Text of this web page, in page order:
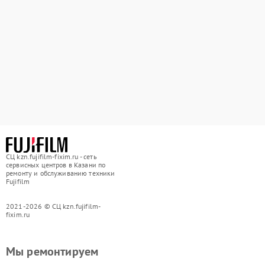
СЦ kzn.fujifilm-fixim.ru - сеть
сервисных центров в Казани по
ремонту и обслуживанию техники
Fujifilm
2021-2026 © СЦ kzn.fujifilm-
fixim.ru
Мы ремонтируем